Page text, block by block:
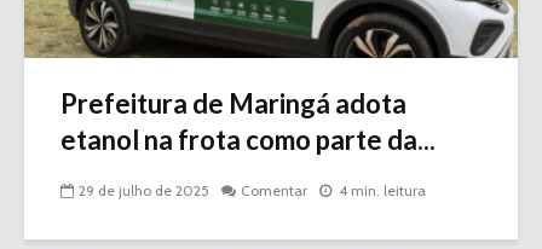
Prefeitura de Maringá adota
etanol na frota como parte da...
29 de julho de 2025 Comentar 4 min. leitura